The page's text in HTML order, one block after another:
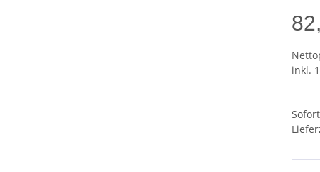
inkl.